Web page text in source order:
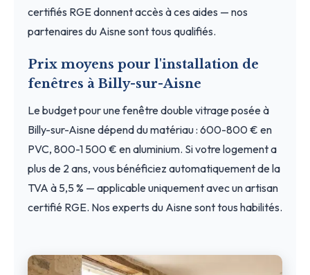
certifiés RGE donnent accès à ces aides — nos
partenaires du Aisne sont tous qualifiés.
Prix moyens pour l'installation de
fenêtres à Billy-sur-Aisne
Le budget pour une fenêtre double vitrage posée à
Billy-sur-Aisne dépend du matériau : 600-800 € en
PVC, 800-1 500 € en aluminium. Si votre logement a
plus de 2 ans, vous bénéficiez automatiquement de la
TVA à 5,5 % — applicable uniquement avec un artisan
certifié RGE. Nos experts du Aisne sont tous habilités.